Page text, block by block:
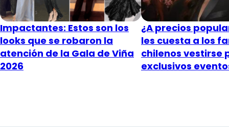
Impactantes: Estos son los
looks que se robaron la
atención de la Gala de Viña
2026
¿A precios
les cuesta a los
chilenos vestirse
exclusivos